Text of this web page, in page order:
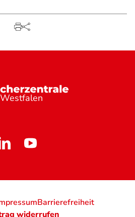
Barrierefreiheit
widerrufen